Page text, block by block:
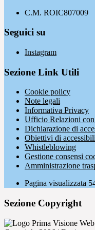
C.M. ROIC807009
Seguici su
Instagram
Sezione Link Utili
Cookie policy
Note legali
Informativa Privacy
Ufficio Relazioni
Dichiarazione di
Obiettivi di
Whistleblowing
Gestione consensi
Amministrazione
Pagina visualizzata
Sezione Copyright